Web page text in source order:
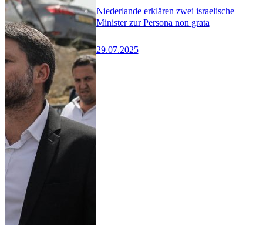
Niederlande erklären zwei israelische
Minister zur Persona non grata
29.07.2025